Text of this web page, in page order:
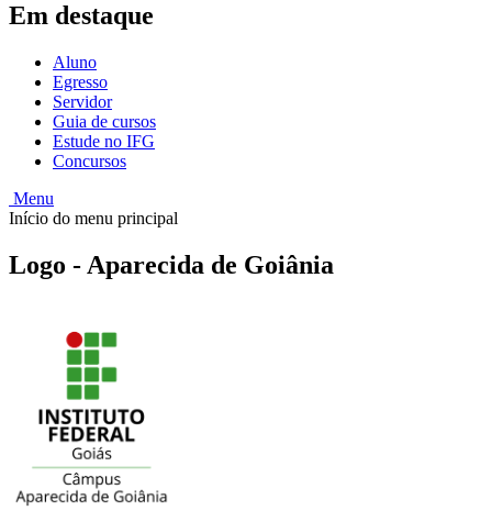
Em destaque
Aluno
Egresso
Servidor
Guia de cursos
Estude no IFG
Concursos
Menu
Início do menu principal
Logo - Aparecida de Goiânia